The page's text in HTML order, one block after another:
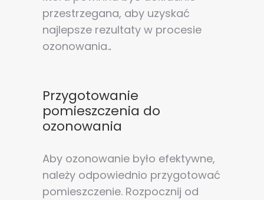
przestrzegana, aby uzyskać
najlepsze rezultaty w procesie
ozonowania..
Przygotowanie
pomieszczenia do
ozonowania
Aby ozonowanie było efektywne,
należy odpowiednio przygotować
pomieszczenie. Rozpocznij od